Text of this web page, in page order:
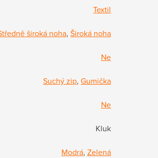
Textil
široká noha, Široká noha
Ne
Suchý zip, Gumička
Ne
Kluk
Modrá, Zelená